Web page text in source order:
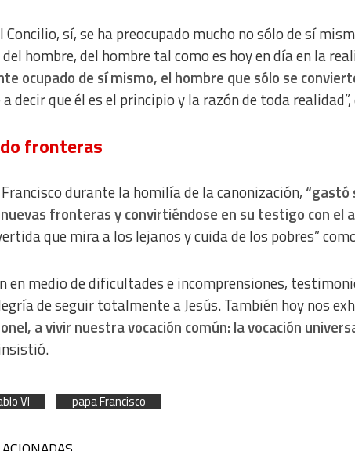
Concilio, sí, se ha preocupado mucho no sólo de sí
hombre, del hombre tal como es hoy en día en la
ocupado de sí mismo, el hombre que sólo se
decir que él es el principio y la razón de toda
fronteras
durante la homilía de la canonización, “gastó
fronteras y convirtiéndose en su testigo con el
que mira a los lejanos y cuida de los pobres”
en medio de dificultades e incomprensiones,
de seguir totalmente a Jesús. También hoy nos
a vivir nuestra vocación común: la vocación
VI papa Francisco